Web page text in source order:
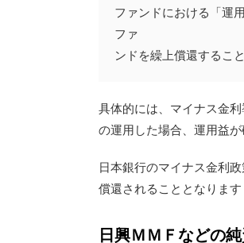
ファンドにおける「運
ファ
ンドを繰上償還するこ
具体的には、マイナス金
の運用した場合、運用益が
日本銀行のマイナス金利
償還されることとなります
日興ＭＭＦなどの